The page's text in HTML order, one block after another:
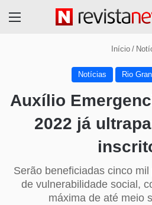
Início /
Notícias Rio
Auxílio
2022 já
Serão beneficiadas cinco
de vulnerabilidade social,
máxima de até meio